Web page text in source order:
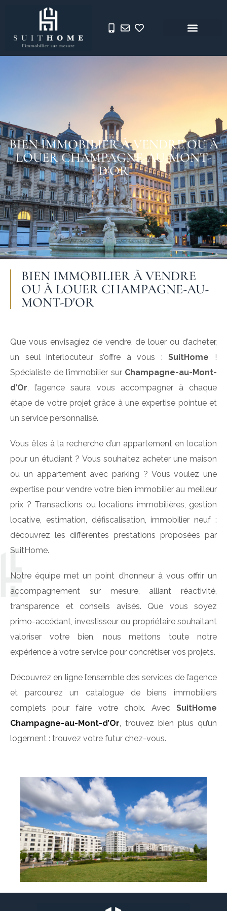
BIEN IMMOBILIER À VENDRE OU À
LOUER CHAMPAGNE-AU-MONT-
D'OR
BIEN IMMOBILIER À VENDRE
OU À LOUER CHAMPAGNE-AU-
MONT-D'OR
Que vous envisagiez de vendre, de louer ou d’acheter,
un seul interlocuteur s’offre à vous :SuitHome !
Spécialiste de l’immobilier sur Champagne-au-Mont-
d’Or, l’agence saura vous accompagner à chaque
étape de votre projet grâce à une expertise pointue et
un service personnalisé.
Vous êtes à la recherche d’un appartement en location
pour un étudiant ? Vous souhaitez acheter une maison
ou un appartement avec parking ? Vous voulez une
expertise pour vendre votre bien immobilier au meilleur
prix ? Transactions ou locations immobilières, gestion
locative, estimation, défiscalisation, immobilier neuf :
découvrez les différentes prestations proposées par
SuitHome.
Notre équipe met un point d’honneur à vous offrir un
accompagnement sur mesure, alliant réactivité,
transparence et conseils avisés. Que vous soyez
primo-accédant, investisseur ou propriétaire souhaitant
valoriser votre bien, nous mettons toute notre
expérience à votre service pour concrétiser vos projets.
Découvrez en ligne l’ensemble des services de l’agence
et parcourez un catalogue de biens immobiliers
complets pour faire votre choix. Avec SuitHome
Champagne-au-Mont-d’Or, trouvez bien plus qu’un
logement : trouvez votre futur chez-vous.